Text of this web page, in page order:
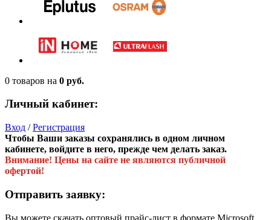
0 товаров на 0 руб.
Личный кабинет:
Вход /Регистрация
Чтобы Ваши заказы сохранялись в одном личном
кабинете, войдите в него, прежде чем делать заказ.
Внимание! Цены на сайте не являются публичной
офертой!
Отправить заявку:
Вы можете скачать оптовый прайс-лист в формате Microsoft